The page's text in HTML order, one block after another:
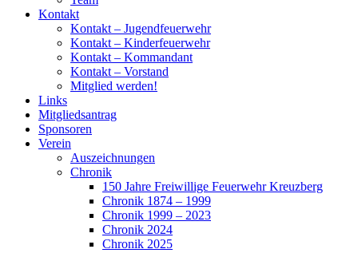
Kontakt
Kontakt – Jugendfeuerwehr
Kontakt – Kinderfeuerwehr
Kontakt – Kommandant
Kontakt – Vorstand
Mitglied werden!
Links
Mitgliedsantrag
Sponsoren
Verein
Auszeichnungen
Chronik
150 Jahre Freiwillige Feuerwehr Kreuzberg
Chronik 1874 – 1999
Chronik 1999 – 2023
Chronik 2024
Chronik 2025